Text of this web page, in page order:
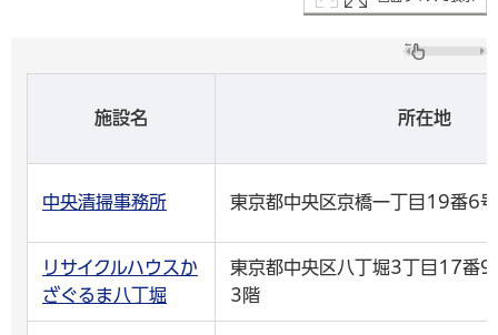
施設名 所在地
中央清掃事務所 東京都中央区京橋一丁目19番6号
リサイクルハウスか
ざぐるま八丁堀
東京都中央区八丁堀3丁目17番9
3階